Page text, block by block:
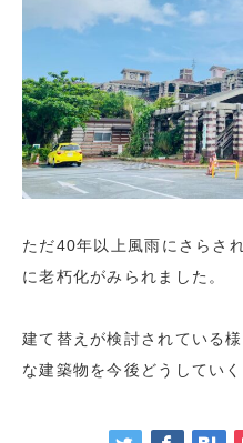
ただ40年以上風雨にさらさ
に老朽化がみられました。
建て替えが検討されている
な建築物を今後どうしてい